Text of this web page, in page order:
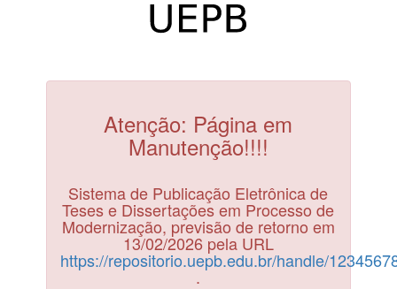
Atenção: Página em
Manutenção!!!!
Sistema de Publicação Eletrônica de
Teses e Dissertações em Processo de
Modernização, previsão de retorno em
13/02/2026 pela URL
https://repositorio.uepb.edu.br/handle/
.